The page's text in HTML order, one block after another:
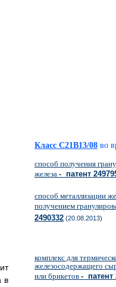
в
Класс C21B13/08 во
способ получения
железа - патент
способ металлизации
получением
2490332 (20.08.2013)
комплекс для
железосодержащего
или брикетов - патент